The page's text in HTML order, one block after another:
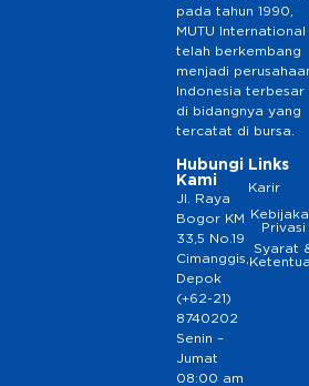
pada tahun 1990,
MUTU International
telah berkembang
menjadi
Indonesia terbesar
di bidangnya yang
tercatat di bursa.
Hubungi
Kami
Jl. Raya
Bogor KM
33,5 No.19
Cimanggis,
Depok
(+62-21)
8740202
Senin –
Jumat
08:00 am
Links
Karir
Privasi
Syarat